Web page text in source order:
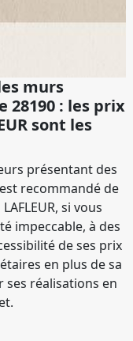
murs
28190 : les prix
sont les
présentant des
recommandé de
si vous
impeccable, à des
de ses prix
en plus de sa
réalisations en